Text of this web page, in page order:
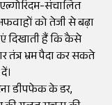
संचालित
को तेजी से बढ़ा
दिखाती हैं कि कैसे
भ्रम पैदा कर सकते
डीपफेक के डर,